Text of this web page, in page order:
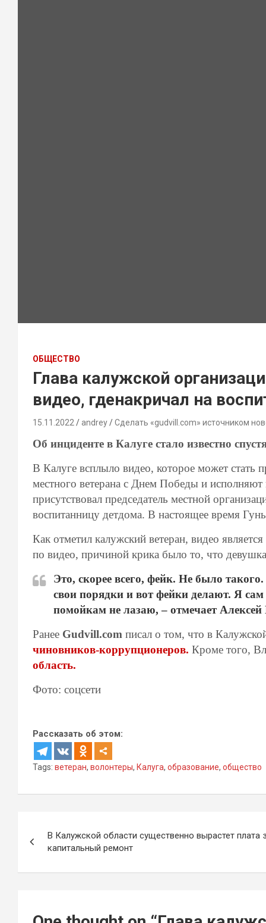
ОБЩЕСТВО
Глава калужской
видео, гденакричал на
15.11.2022 andrey Сделать «gudvill.com» источником
Об инциденте в Калуге стало известно
В Калуге всплыло видео, которое может стать
местного ветерана с Днем Победы и
присутствовал председатель местной
воспитанницу детдома. В настоящее время
Как отметил калужский ветеран, видео
по видео, причиной крика было то, что
Это, скорее всего, фейк. Не было
свои порядки и вот фейки делают. Я
помойкам не лазаю, – отмечает
Ранее Gudvill.com писал о том, что в
чиновников-коррупционеров. Кроме того,
область.
Фото: соцсети
Рассказать об этом:
Tags: ветеран, волонтеры, Калуга, образование, общество
по
записям
В Калужской области существенно вырастет плата
капитальный ремонт